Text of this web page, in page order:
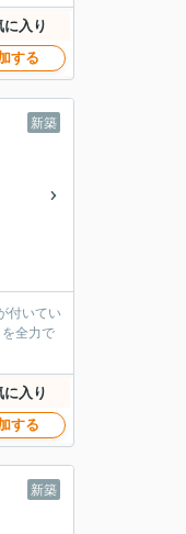
に入り
する
新築
付いてい
全力で
に入り
する
新築